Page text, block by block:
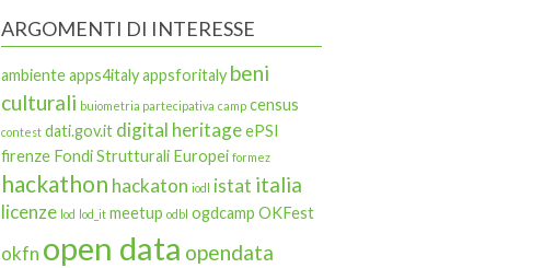
ARGOMENTI DI INTERESSE
ambienteapps4italyappsforitaly beni
culturali buiometria partecipativa camp census
contest dati.gov.it digital heritageePSI
firenze Fondi Strutturali Europei formez
hackathon hackaton iodl istat italia
licenze lod lod_it meetup odbl ogdcamp OKFest
okfn open data opendata